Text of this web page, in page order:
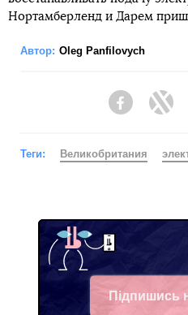
Нортамберленд и Дарем
Автор: Oleg Panfilovych
Facebook
Теги: Великобритания
Підпишись
Facebook